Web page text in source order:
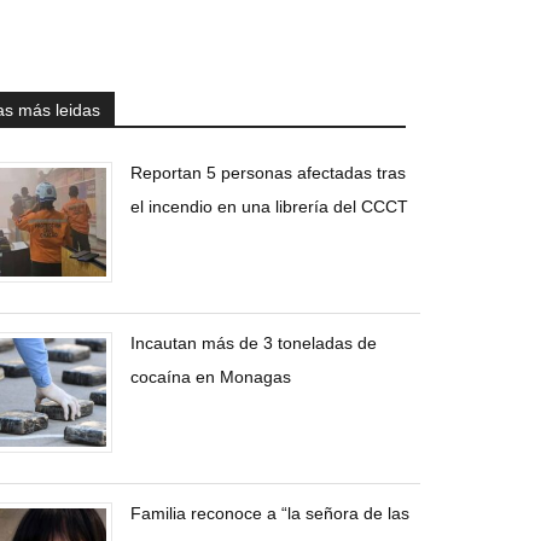
más leidas
Reportan 5 personas afectadas tras
el incendio en una librería del CCCT
Incautan más de 3 toneladas de
cocaína en Monagas
Familia reconoce a “la señora de las